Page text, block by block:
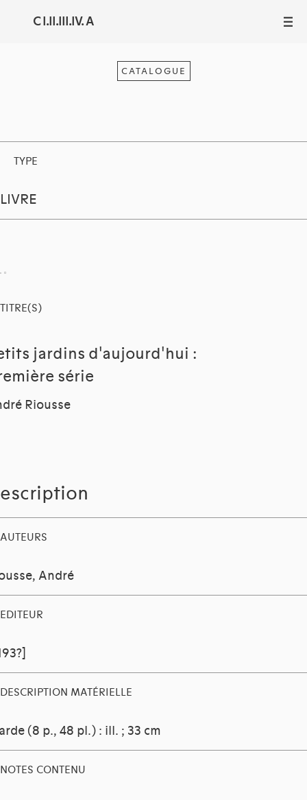
C I.II.III.IV. A III
CATALOGUE
TYPE
LIVRE
TITRE(S)
jardins d'aujourd'hui :
série
Riousse
AUTEURS
André
EDITEUR
DESCRIPTION MATÉRIELLE
(8 p., 48 pl.) : ill. ; 33 cm
NOTES CONTENU